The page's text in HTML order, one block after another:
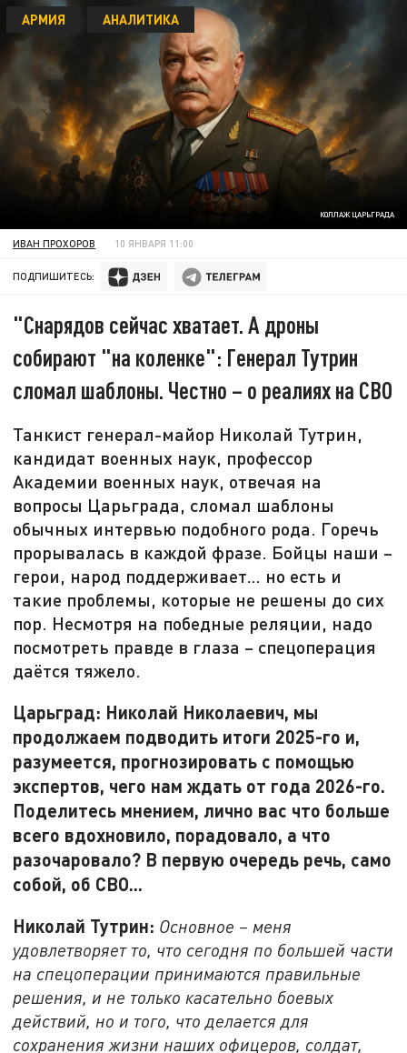
КОЛЛАЖ ЦАРЬГРАДА
АРМИЯ АНАЛИТИКА
ИВАН ПРОХОРОВ 10 ЯНВАРЯ 11:00
ПОДПИШИТЕСЬ:
"Снарядов сейчас хватает. А дроны
собирают "на коленке": Генерал Тутрин
сломал шаблоны. Честно – о реалиях на СВО
Танкист генерал-майор Николай Тутрин,
кандидат военных наук, профессор
Академии военных наук, отвечая на
вопросы Царьграда, сломал шаблоны
обычных интервью подобного рода. Горечь
прорывалась в каждой фразе. Бойцы наши –
герои, народ поддерживает… но есть и
такие проблемы, которые не решены до сих
пор. Несмотря на победные реляции, надо
посмотреть правде в глаза – спецоперация
даётся тяжело.
Царьград: Николай Николаевич, мы
продолжаем подводить итоги 2025-го и,
разумеется, прогнозировать с помощью
экспертов, чего нам ждать от года 2026-го.
Поделитесь мнением, лично вас что больше
всего вдохновило, порадовало, а что
разочаровало? В первую очередь речь, само
собой, об СВО...
Николай Тутрин: Основное – меня
удовлетворяет то, что сегодня по большей части
на спецоперации принимаются правильные
решения, и не только касательно боевых
действий, но и того, что делается для
сохранения жизни наших офицеров, солдат,